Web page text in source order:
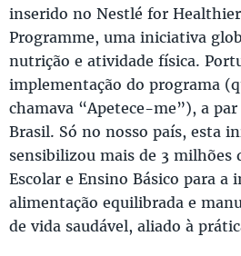
inserido no Nestlé for
Programme, uma iniciativa
nutrição e atividade física.
implementação do programa
chamava “Apetece-me”), a par
Brasil. Só no nosso país, esta
sensibilizou mais de 3 milhões
Escolar e Ensino Básico para a
alimentação equilibrada e
de vida saudável, aliado à